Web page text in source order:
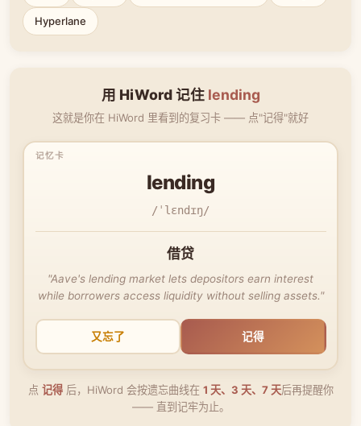
Hyperlane
用 HiWord 记住 lending
这就是你在 HiWord 里看到的复习卡 —— 点"记得"就好
lending
/ˈlɛndɪŋ/
借贷
"Aave's lending market lets depositors earn interest
while borrowers access liquidity without selling assets."
又忘了 记得
点 记得后，HiWord 会按遗忘曲线在 1 天、3 天、7 天后再提醒你
—— 直到记牢为止。